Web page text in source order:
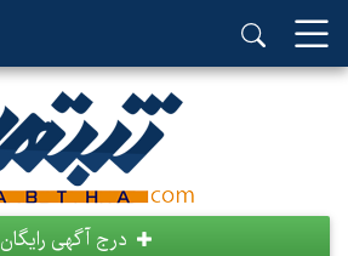
درج آگهی رایگان